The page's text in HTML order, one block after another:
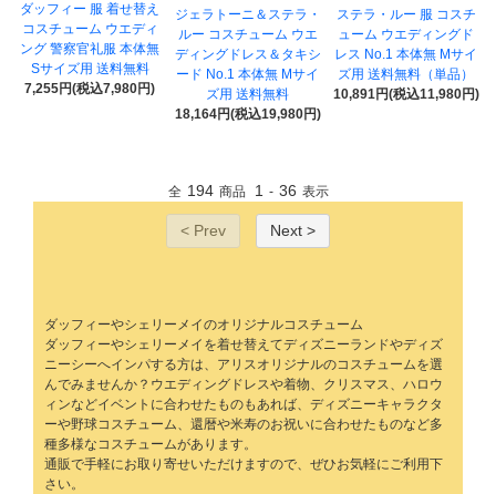
ダッフィー 服 着せ替え
コスチューム ウエディ
ング 警察官礼服 本体無
Sサイズ用 送料無料
7,255円(税込7,980円)
ジェラトーニ＆ステラ・
ルー コスチューム ウエ
ディングドレス＆タキシ
ード No.1 本体無 Mサイ
ズ用 送料無料
18,164円(税込19,980円)
ステラ・ルー 服 コスチ
ューム ウエディングド
レス No.1 本体無 Mサイ
ズ用 送料無料（単品）
10,891円(税込11,980円)
全 194 商品 1 - 36 表示
< Prev Next >
ダッフィーやシェリーメイのオリジナルコスチューム
ダッフィーやシェリーメイを着せ替えてディズニーランドやディズ
ニーシーへインパする方は、アリスオリジナルのコスチュームを選
んでみませんか？ ウエディング ドレスや着物、 クリスマス、 ハロウ
ィンなどイベントに合わせたものもあれば、ディズニーキャラクタ
ーや野球コスチューム、還暦や米寿のお祝いに合わせたものなど多
種多様なコスチュームがあります。
通販で手軽にお取り寄せいただけますので、ぜひお気軽にご利用下
さい。